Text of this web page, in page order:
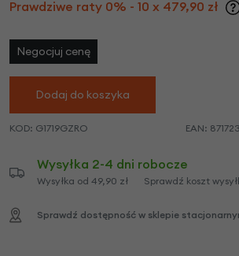
Prawdziwe raty 0% - 10 x 479,90 zł
Negocjuj cenę
Dodaj do koszyka
KOD: G1719GZRO EAN:
Wysyłka 2-4 dni robocze
Wysyłka od 49,90 zł Sprawdź koszt
Sprawdź dostępność w sklepie